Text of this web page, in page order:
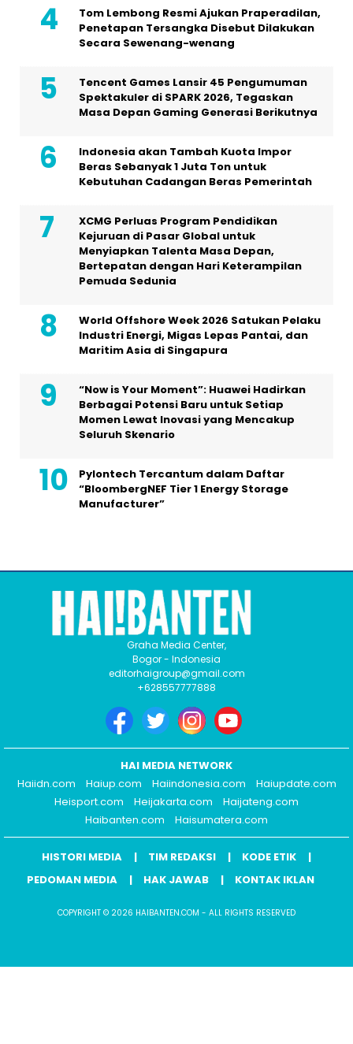
Tom Lembong Resmi Ajukan Praperadilan,
Penetapan Tersangka Disebut Dilakukan
Secara Sewenang-wenang
Tencent Games Lansir 45 Pengumuman
Spektakuler di SPARK 2026, Tegaskan
Masa Depan Gaming Generasi Berikutnya
Indonesia akan Tambah Kuota Impor
Beras Sebanyak 1 Juta Ton untuk
Kebutuhan Cadangan Beras Pemerintah
XCMG Perluas Program Pendidikan
Kejuruan di Pasar Global untuk
Menyiapkan Talenta Masa Depan,
Bertepatan dengan Hari Keterampilan
Pemuda Sedunia
World Offshore Week 2026 Satukan Pelaku
Industri Energi, Migas Lepas Pantai, dan
Maritim Asia di Singapura
“Now is Your Moment”: Huawei Hadirkan
Berbagai Potensi Baru untuk Setiap
Momen Lewat Inovasi yang Mencakup
Seluruh Skenario
Pylontech Tercantum dalam Daftar
“BloombergNEF Tier 1 Energy Storage
Manufacturer”
Graha Media Center,
Bogor - Indonesia
editorhaigroup@gmail.com
+628557777888
HAI MEDIA NETWORK
Haiidn.com
Haiup.com Haiindonesia.com
Haiupdate.com
Heisport.com
Heijakarta.com
Haijateng.com
Haibanten.com
Haisumatera.com
HISTORI MEDIA TIM REDAKSI
KODE ETIK
PEDOMAN MEDIA
HAK JAWAB KONTAK IKLAN
COPYRIGHT © 2026 HAIBANTEN.COM - ALL RIGHTS RESERVED